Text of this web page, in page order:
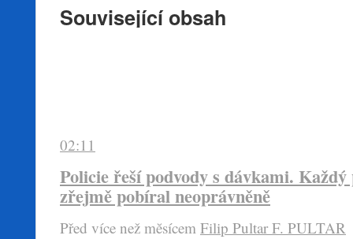
Související obsah
02:11
Policie řeší podvody s dávkami.
zřejmě pobíral neoprávněně
Před více než mĕsícem Filip Pultar F. PULTAR